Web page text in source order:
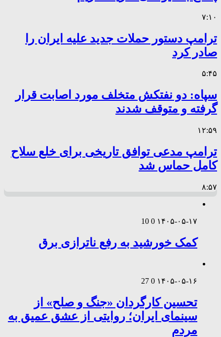
۷:۱۰
ترامپ دستور حملات جدید علیه ایران را
صادر کرد
۵:۴۵
سپاه: دو نفتکش متخلف مورد اصابت قرار
گرفته و متوقف شدند
۱۲:۵۹
ترامپ مدعی توافق تاریخی برای خلع سلاح
کامل حماس شد
۸:۵۷
۱۴۰۵-۰۵-۱۷ 0
10
کمک خورشید به رفع ناترازی برق
۱۴۰۵-۰۵-۱۶ 0
27
تحسین کارگردان «جنگ و صلح» از
سینمای ایران؛ روایتی از عشق عمیق به
مردم